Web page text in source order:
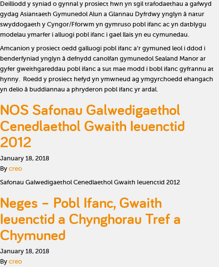
Deilliodd y syniad o gynnal y prosiect hwn yn sgil trafodaethau a gafwyd
gydag Asiantaeth Gymunedol Alun a Glannau Dyfrdwy ynglyn â natur
swyddogaeth y Cyngor/Fforwm yn gymruso pobl ifanc ac yn datblygu
modelau ymarfer i alluogi pobl ifanc i gael llais yn eu cymunedau.
Amcanion y prosiect oedd galluogi pobl ifanc a’r gymuned leol i ddod i
benderfyniad ynglyn â defnydd canolfan gymunedol Sealand Manor ar
gyfer gweithgareddau pobl ifanc a sut mae modd i bobl ifanc gyfrannu at
hynny. Roedd y prosiect hefyd yn ymwneud ag ymgyrchoedd ehangach
yn delio â buddiannau a phryderon pobl ifanc yr ardal.
NOS Safonau Galwedigaethol
Cenedlaethol Gwaith Ieuenctid
2012
January 18, 2018
By creo
Safonau Galwedigaethol Cenedlaethol Gwaith Ieuenctid 2012
Neges – Pobl Ifanc, Gwaith
Ieuenctid a Chynghorau Tref a
Chymuned
January 18, 2018
By creo